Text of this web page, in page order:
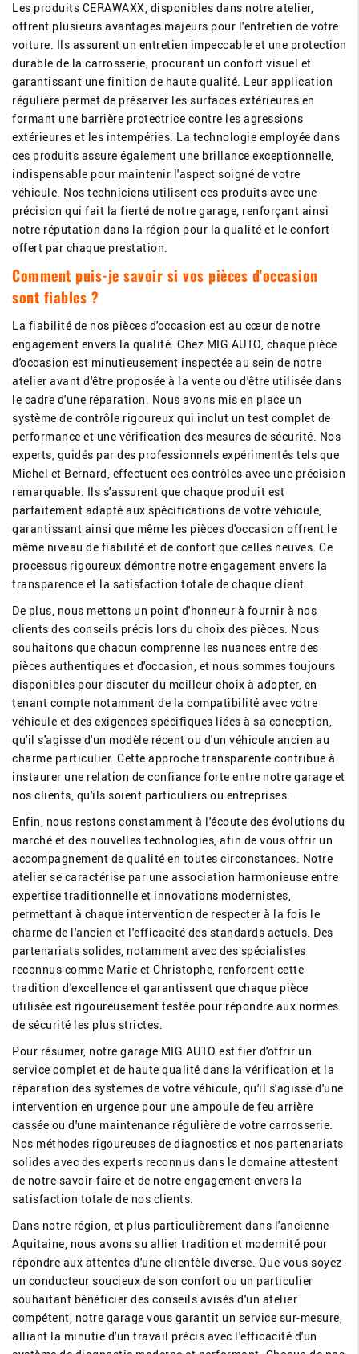
Les produits CERAWAXX, disponibles dans notre atelier,
offrent plusieurs avantages majeurs pour l'entretien de votre
voiture. Ils assurent un entretien impeccable et une protection
durable de la carrosserie, procurant un confort visuel et
garantissant une finition de haute qualité. Leur application
régulière permet de préserver les surfaces extérieures en
formant une barrière protectrice contre les agressions
extérieures et les intempéries. La technologie employée dans
ces produits assure également une brillance exceptionnelle,
indispensable pour maintenir l'aspect soigné de votre
véhicule. Nos techniciens utilisent ces produits avec une
précision qui fait la fierté de notre garage, renforçant ainsi
notre réputation dans la région pour la qualité et le confort
offert par chaque prestation.
Comment puis-je savoir si vos pièces d'occasion
sont fiables ?
La fiabilité de nos pièces d'occasion est au cœur de notre
engagement envers la qualité. Chez MIG AUTO, chaque pièce
d'occasion est minutieusement inspectée au sein de notre
atelier avant d'être proposée à la vente ou d'être utilisée dans
le cadre d'une réparation. Nous avons mis en place un
système de contrôle rigoureux qui inclut un test complet de
performance et une vérification des mesures de sécurité. Nos
experts, guidés par des professionnels expérimentés tels que
Michel et Bernard, effectuent ces contrôles avec une précision
remarquable. Ils s'assurent que chaque produit est
parfaitement adapté aux spécifications de votre véhicule,
garantissant ainsi que même les pièces d'occasion offrent le
même niveau de fiabilité et de confort que celles neuves. Ce
processus rigoureux démontre notre engagement envers la
transparence et la satisfaction totale de chaque client.
De plus, nous mettons un point d'honneur à fournir à nos
clients des conseils précis lors du choix des pièces. Nous
souhaitons que chacun comprenne les nuances entre des
pièces authentiques et d'occasion, et nous sommes toujours
disponibles pour discuter du meilleur choix à adopter, en
tenant compte notamment de la compatibilité avec votre
véhicule et des exigences spécifiques liées à sa conception,
qu'il s'agisse d'un modèle récent ou d'un véhicule ancien au
charme particulier. Cette approche transparente contribue à
instaurer une relation de confiance forte entre notre garage et
nos clients, qu'ils soient particuliers ou entreprises.
Enfin, nous restons constamment à l'écoute des évolutions du
marché et des nouvelles technologies, afin de vous offrir un
accompagnement de qualité en toutes circonstances. Notre
atelier se caractérise par une association harmonieuse entre
expertise traditionnelle et innovations modernistes,
permettant à chaque intervention de respecter à la fois le
charme de l'ancien et l'efficacité des standards actuels. Des
partenariats solides, notamment avec des spécialistes
reconnus comme Marie et Christophe, renforcent cette
tradition d'excellence et garantissent que chaque pièce
utilisée est rigoureusement testée pour répondre aux normes
de sécurité les plus strictes.
Pour résumer, notre garage MIG AUTO est fier d'offrir un
service complet et de haute qualité dans la vérification et la
réparation des systèmes de votre véhicule, qu'il s'agisse d'une
intervention en urgence pour une ampoule de feu arrière
cassée ou d'une maintenance régulière de votre carrosserie.
Nos méthodes rigoureuses de diagnostics et nos partenariats
solides avec des experts reconnus dans le domaine attestent
de notre savoir-faire et de notre engagement envers la
satisfaction totale de nos clients.
Dans notre région, et plus particulièrement dans l'ancienne
Aquitaine, nous avons su allier tradition et modernité pour
répondre aux attentes d'une clientèle diverse. Que vous soyez
un conducteur soucieux de son confort ou un particulier
souhaitant bénéficier des conseils avisés d'un atelier
compétent, notre garage vous garantit un service sur-mesure,
alliant la minutie d'un travail précis avec l'efficacité d'un